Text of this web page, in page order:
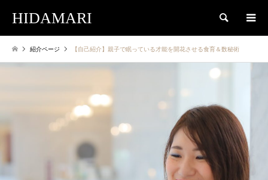
HIDAMARI 検索
紹介ページ 【自己紹介】親子で眠っている才能を開花させる食育＆数秘術